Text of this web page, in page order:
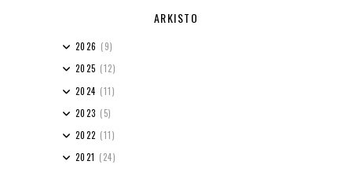
ARKISTO
2026 (9)
2025 (12)
2024 (11)
2023 (5)
2022 (11)
2021 (24)